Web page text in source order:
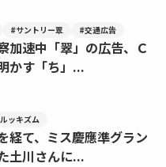
#サントリー翠 #交通広告
加速中「翠」の広告、Ｃ
かす「ち」...
ッキズム
経て、ミス慶應準グラン
土川さんに...